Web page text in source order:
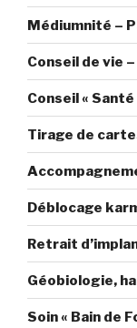
Médiumnité –
Conseil de vie
Conseil «
Tirage de
Déblocage
Retrait
Géobiologie,
Soin « Bain de